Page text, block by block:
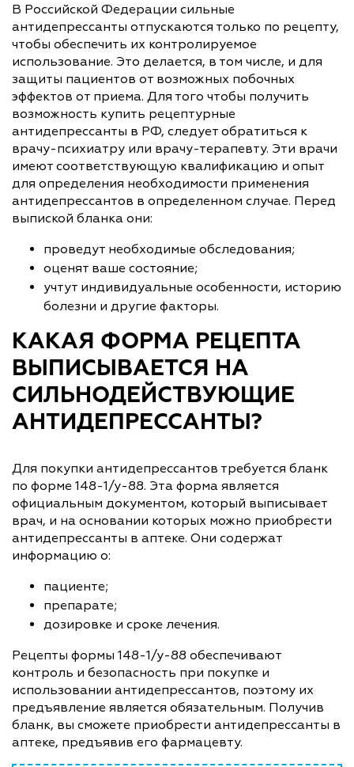
В Российской Федерации сильные
антидепрессанты отпускаются только по рецепту,
чтобы обеспечить их контролируемое
использование. Это делается, в том числе, и для
защиты пациентов от возможных побочных
эффектов от приема. Для того чтобы получить
возможность купить рецептурные
антидепрессанты в РФ, следует обратиться к
врачу-психиатру или врачу-терапевту. Эти врачи
имеют соответствующую квалификацию и опыт
для определения необходимости применения
антидепрессантов в определенном случае. Перед
выпиской бланка они:
проведут необходимые обследования;
оценят ваше состояние;
учтут индивидуальные особенности, историю
болезни и другие факторы.
КАКАЯ ФОРМА РЕЦЕПТА
ВЫПИСЫВАЕТСЯ НА
СИЛЬНОДЕЙСТВУЮЩИЕ
АНТИДЕПРЕССАНТЫ?
Для покупки антидепрессантов требуется бланк
по форме 148-1/у-88. Эта форма является
официальным документом, который выписывает
врач, и на основании которых можно приобрести
антидепрессанты в аптеке. Они содержат
информацию о:
пациенте;
препарате;
дозировке и сроке лечения.
Рецепты формы 148-1/у-88 обеспечивают
контроль и безопасность при покупке и
использовании антидепрессантов, поэтому их
предъявление является обязательным. Получив
бланк, вы сможете приобрести антидепрессанты в
аптеке, предъявив его фармацевту.